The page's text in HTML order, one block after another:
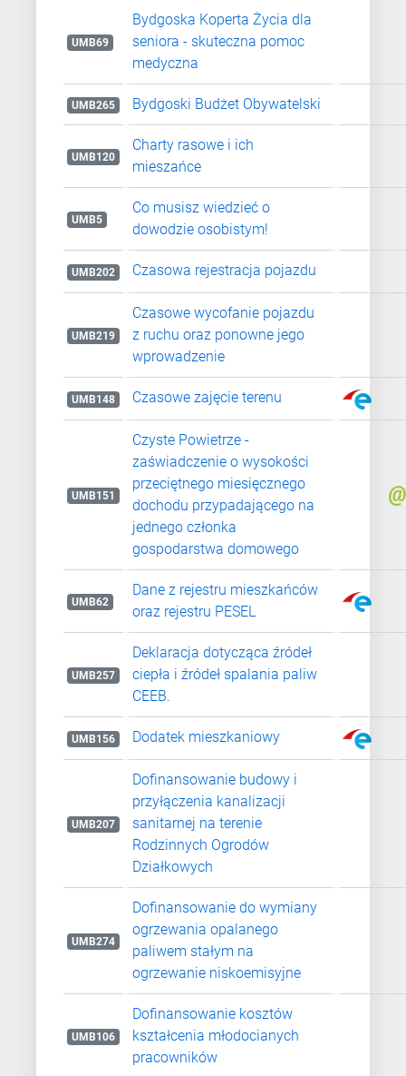
UMB69
Bydgoska Koperta Życia dla
seniora - skuteczna pomoc
medyczna
UMB265 Bydgoski Budżet Obywatelski
UMB120
Charty rasowe i ich
mieszańce
UMB5
Co musisz wiedzieć o
dowodzie osobistym!
UMB202 Czasowa rejestracja pojazdu
UMB219
Czasowe wycofanie pojazdu
z ruchu oraz ponowne jego
wprowadzenie
UMB148 Czasowe zajęcie terenu
UMB151
Czyste Powietrze -
zaświadczenie o wysokości
przeciętnego miesięcznego
dochodu przypadającego na
jednego członka
gospodarstwa domowego
UMB62
Dane z rejestru mieszkańców
oraz rejestru PESEL
UMB257
Deklaracja dotycząca źródeł
ciepła i źródeł spalania paliw
CEEB.
UMB156 Dodatek mieszkaniowy
UMB207
Dofinansowanie budowy i
przyłączenia kanalizacji
sanitarnej na terenie
Rodzinnych Ogrodów
Działkowych
UMB274
Dofinansowanie do wymiany
ogrzewania opalanego
paliwem stałym na
ogrzewanie niskoemisyjne
UMB106
Dofinansowanie kosztów
kształcenia młodocianych
pracowników